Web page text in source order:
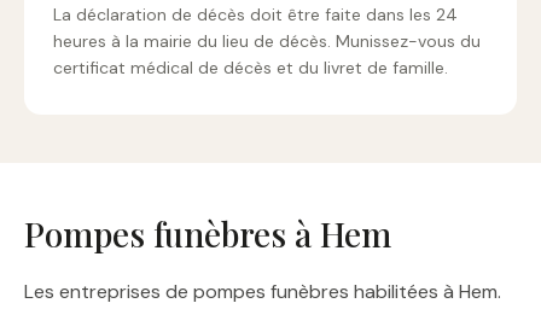
La déclaration de décès doit être faite dans les 24
heures à la mairie du lieu de décès. Munissez-vous du
certificat médical de décès et du livret de famille.
Pompes funèbres à Hem
Les entreprises de pompes funèbres habilitées à Hem.